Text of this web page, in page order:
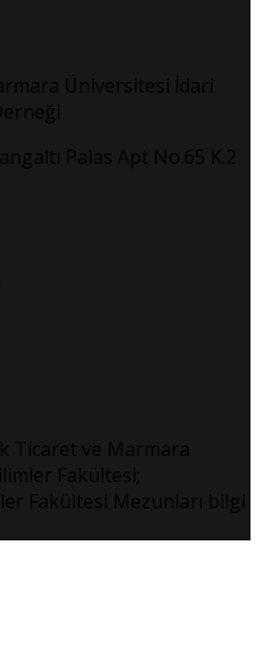
Üniversitesi İdari
Palas Apt No.65 K.2
Ticaret ve Marmara
Fakültesi;
Fakültesi Mezunları bilgi